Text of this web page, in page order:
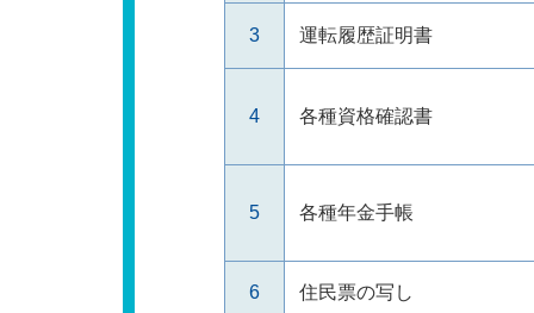
3 運転履歴証明書
4 各種資格確認書
5 各種年金手帳
6 住民票の写し